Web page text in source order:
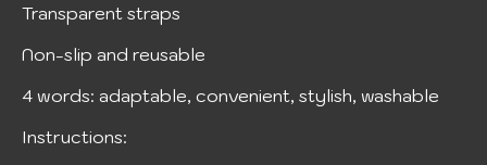
Transparent straps
Non-slip and reusable
4 words: adaptable, convenient, stylish, washable
Instructions: